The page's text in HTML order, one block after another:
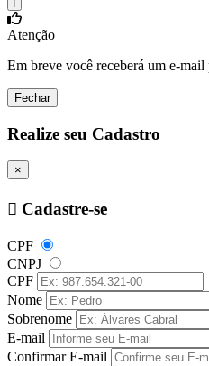
Atenção
Em breve você receberá um e-
Fechar
Realize seu Cadastro
×
Cadastre-se
CPF
CNPJ
CPF
Nome
Sobrenome
E-mail
Confirmar E-mail